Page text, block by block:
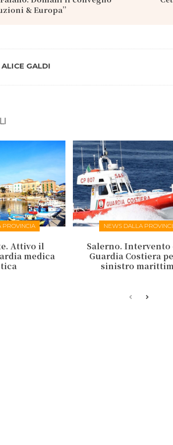
& Europa”
ALICE GALDI
PROVINCIA
Attivo il
medica
NEWS DALLA
Salerno. Intervento
Guardia Costiera
sinistro